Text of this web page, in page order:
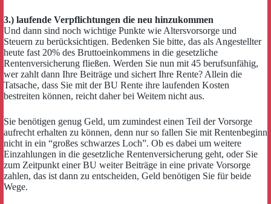
3.) laufende Verpflichtungen die neu hinzukommen
Und dann sind noch wichtige Punkte wie Altersvorsorge und
Steuern zu berücksichtigen. Bedenken Sie bitte, das als Angestellter
heute fast 20% des Bruttoeinkommens in die gesetzliche
Rentenversicherung fließen. Werden Sie nun mit 45 berufsunfähig,
wer zahlt dann Ihre Beiträge und sichert Ihre Rente? Allein die
Tatsache, dass Sie mit der BU Rente ihre laufenden Kosten
bestreiten können, reicht daher bei Weitem nicht aus.
Sie benötigen genug Geld, um zumindest einen Teil der Vorsorge
aufrecht erhalten zu können, denn nur so fallen Sie mit Rentenbeginn
nicht in ein “großes schwarzes Loch”. Ob es dabei um weitere
Einzahlungen in die gesetzliche Rentenversicherung geht, oder Sie
zum Zeitpunkt einer BU weiter Beiträge in eine private Vorsorge
zahlen, das ist dann zu entscheiden, Geld benötigen Sie für beide
Wege.